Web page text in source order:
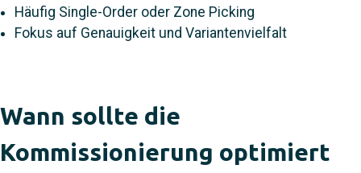
Häufig Single-Order oder Zone Picking
Fokus auf Genauigkeit und Variantenvielfalt
Wann sollte die
Kommissionierung optimiert